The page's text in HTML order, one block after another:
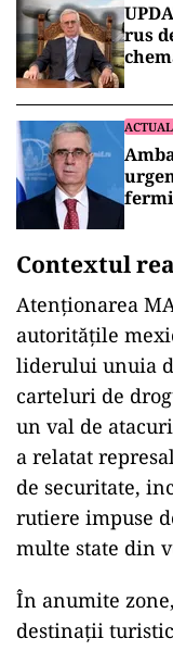
rus
Contextul
Atenționarea
autoritățile
liderului unuia
carteluri de
un val de
a relatat
de securitate,
rutiere impuse
multe state din
În anumite
destinații